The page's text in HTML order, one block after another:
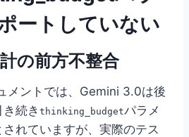
ートしていない
の前方不整合
メントでは、Gemini 3.0は後
続き thinking_budgetパラメ
れていますが、実際のテス